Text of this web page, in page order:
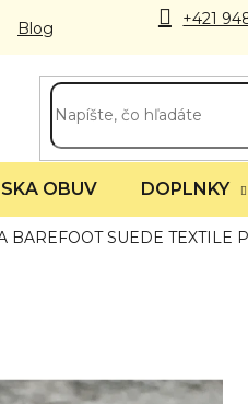
+421
Blog
OBUV DOPLNKY
BAREFOOT SUEDE TEXTILE